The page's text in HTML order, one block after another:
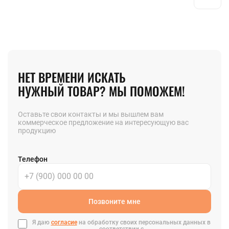
НЕТ ВРЕМЕНИ ИСКАТЬ
НУЖНЫЙ ТОВАР? МЫ ПОМОЖЕМ!
Оставьте свои контакты и мы вышлем вам
коммерческое предложение на интересующую вас
продукцию
Телефон
Позвоните мне
Я даю согласиена обработку своих персональных данных в